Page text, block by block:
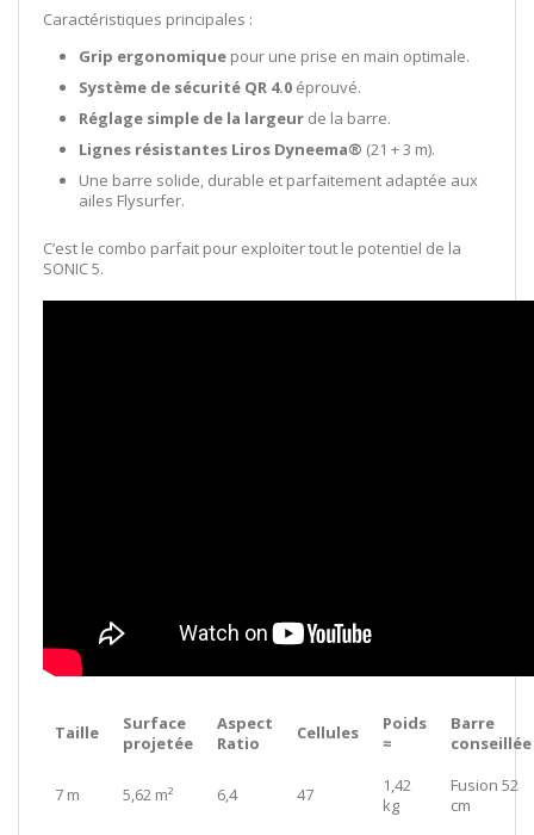
Caractéristiques principales :
Grip ergonomique pour une prise en main optimale.
Système de sécurité QR 4.0 éprouvé.
Réglage simple de la largeur de la barre.
Lignes résistantes Liros Dyneema® (21 + 3 m).
Une barre solide, durable et parfaitement adaptée aux
ailes Flysurfer.
C’est le combo parfait pour exploiter tout le potentiel de la
SONIC 5.
Taille
Surface
projetée
Aspect
Ratio
Cellules
Poids
≈
Barre
conseillée
7 m 5,62 m² 6,4 47
1,42
kg
Fusion 52
cm